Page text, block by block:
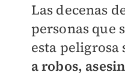
Las decenas
personas que
esta peligrosa
a robos,